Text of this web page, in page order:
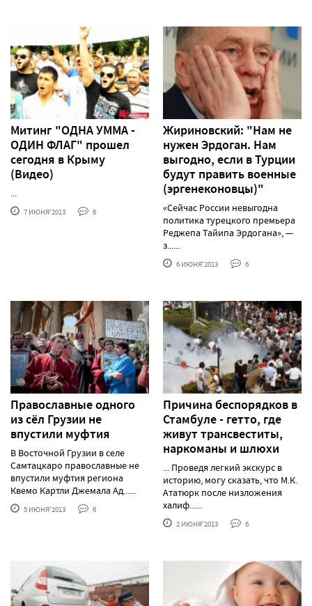
Митинг "ОДНА УММА -
ОДИН ФЛАГ" прошел
сегодня в Крыму
(Видео)
...
7 ИЮНЯ'2013 6
Жириновский: "Нам не
нужен Эрдоган. Нам
выгодно, если в Турции
будут править военные
(эргенеконовцы)"
«Cейчас России невыгодна
политика турецкого премьера
Реджепа Тайипа Эрдогана», —
з......
6 ИЮНЯ'2013 6
Православные одного
из сёл Грузии не
впустили муфтия
В Восточной Грузии в селе
Самтацкаро православные не
впустили муфтия региона
Квемо Картли Джемала Ад......
5 ИЮНЯ'2013 6
Причина беспорядков в
Стамбуле - гетто, где
живут трансвеститы,
наркоманы и шлюхи
... Проведя легкий экскурс в
историю, могу сказать, что М.К.
Ататюрк после низложения
халиф......
2 ИЮНЯ'2013 6